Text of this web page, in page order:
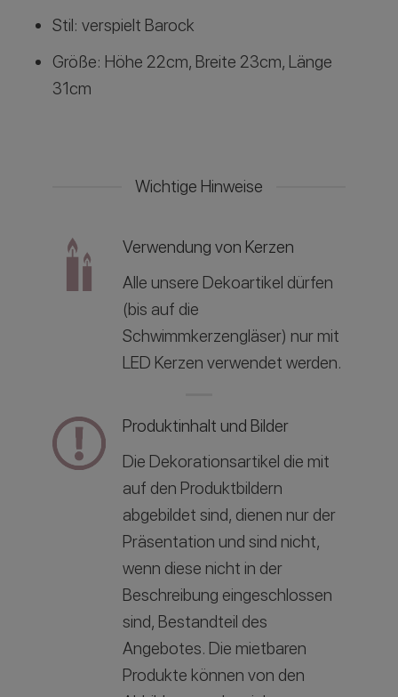
Stil: verspielt Barock
Größe: Höhe 22cm, Breite 23cm, Länge
31cm
Wichtige Hinweise
Verwendung von Kerzen
Alle unsere Dekoartikel dürfen
(bis auf die
Schwimmkerzengläser) nur mit
LED Kerzen verwendet werden.
Produktinhalt und Bilder
Die Dekorationsartikel die mit
auf den Produktbildern
abgebildet sind, dienen nur der
Präsentation und sind nicht,
wenn diese nicht in der
Beschreibung eingeschlossen
sind, Bestandteil des
Angebotes. Die mietbaren
Produkte können von den